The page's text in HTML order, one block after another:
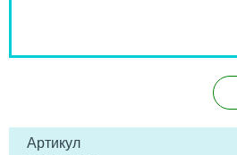
Артикул